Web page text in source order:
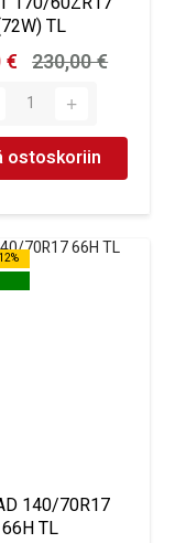
TL
€ 230,00 €
ostoskoriin
140/70R17
66H TL